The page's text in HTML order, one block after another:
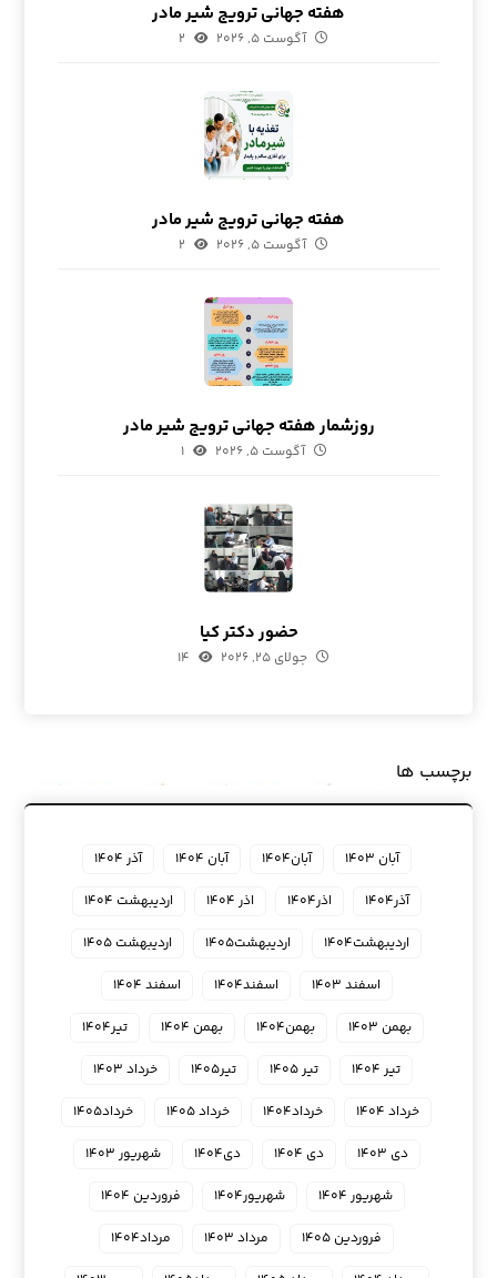
هفته جهانی ترویج شیر مادر
آگوست ۵, ۲۰۲۶ ۲
هفته جهانی ترویج شیر مادر
آگوست ۵, ۲۰۲۶ ۲
روزشمار هفته جهانی ترویج شیر مادر
آگوست ۵, ۲۰۲۶ ۱
حضور دکتر کیا
جولای ۲۵, ۲۰۲۶ ۱۴
برچسب ها
آبان ۱۴۰۳ آبان۱۴۰۴ آبان ۱۴۰۴
آذر ۱۴۰۴
آذر۱۴۰۴
اذر۱۴۰۴ اذر ۱۴۰۴
اردیبهشت ۱۴۰۴
اردیبهشت۱۴۰۴
اردیبهشت۱۴۰۵
اردیبهشت ۱۴۰۵
اسفند ۱۴۰۳
اسفند۱۴۰۴
اسفند ۱۴۰۴
بهمن ۱۴۰۳
بهمن۱۴۰۴ بهمن ۱۴۰۴
تیر۱۴۰۴
تیر ۱۴۰۴
تیر ۱۴۰۵ تیر۱۴۰۵
خرداد ۱۴۰۳
خرداد ۱۴۰۴
خرداد۱۴۰۴ خرداد ۱۴۰۵
خرداد۱۴۰۵
دی ۱۴۰۳
دی ۱۴۰۴ دی۱۴۰۴
شهریور ۱۴۰۳
شهریور ۱۴۰۴
شهریور۱۴۰۴
فروردین ۱۴۰۴
فروردین ۱۴۰۵
مرداد ۱۴۰۳
مرداد۱۴۰۴